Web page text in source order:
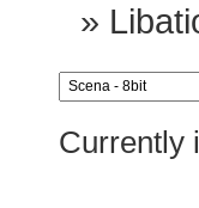
»
Currently